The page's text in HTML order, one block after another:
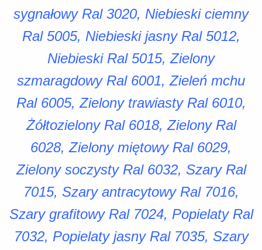
sygnałowy Ral 3020, Niebieski ciemny
Ral 5005, Niebieski jasny Ral 5012,
Niebieski Ral 5015, Zielony
szmaragdowy Ral 6001, Zieleń mchu
Ral 6005, Zielony trawiasty Ral 6010,
Żółtozielony Ral 6018, Zielony Ral
6028, Zielony miętowy Ral 6029,
Zielony soczysty Ral 6032, Szary Ral
7015, Szary antracytowy Ral 7016,
Szary grafitowy Ral 7024, Popielaty Ral
7032, Popielaty jasny Ral 7035, Szary